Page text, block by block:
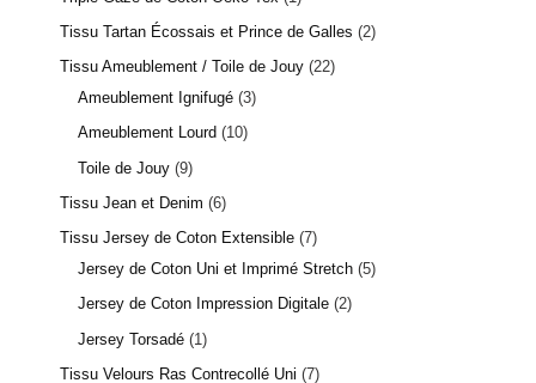
1 avis
Tissu Tartan Écossais et Prince de Galles
2
Tissu Ameublement / Toile de Jouy 22
Ameublement Ignifugé 3
Ameublement Lourd
10
Toile de Jouy 9
Tissu Jean et Denim 6
Tissu Jersey de Coton Extensible 7
Jersey de Coton Uni et Imprimé Stretch 5
Jersey de Coton Impression Digitale 2
Jersey Torsadé 1
Tissu Velours Ras Contrecollé Uni 7